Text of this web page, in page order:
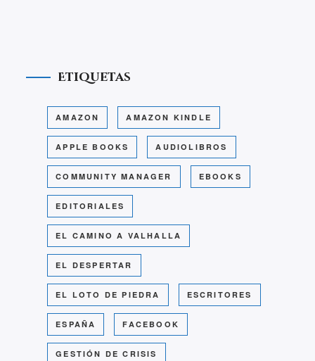
Etiquetas
AMAZON AMAZON KINDLE
APPLE BOOKS AUDIOLIBROS
COMMUNITY MANAGER EBOOKS
EDITORIALES
EL CAMINO A VALHALLA
EL DESPERTAR
EL LOTO DE PIEDRA ESCRITORES
ESPAÑA FACEBOOK
GESTIÓN DE CRISIS